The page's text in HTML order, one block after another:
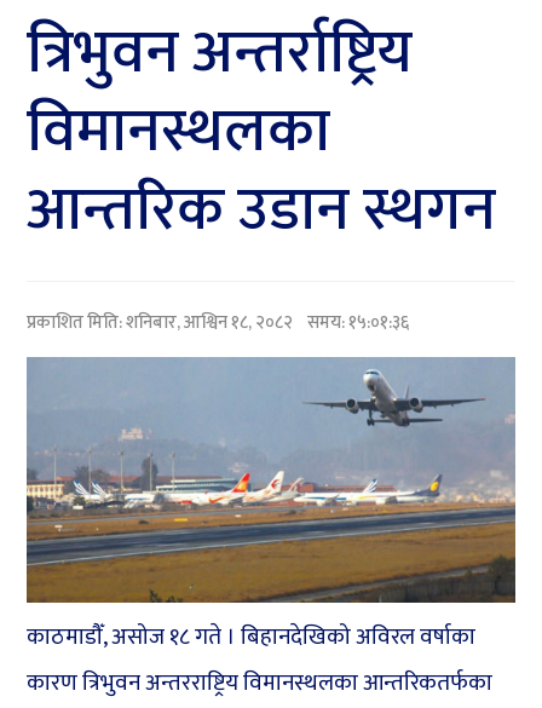
त्रिभुवन अन्तर्राष्ट्रिय
विमानस्थलका
आन्तरिक उडान स्थगन
प्रकाशित मिति:शनिबार, आश्विन १८, २०८२ समय: १५:०१:३६
काठमाडौँ, असोज १८ गते । बिहानदेखिको अविरल वर्षाका
कारण त्रिभुवन अन्तरराष्ट्रिय विमानस्थलका आन्तरिकतर्फका